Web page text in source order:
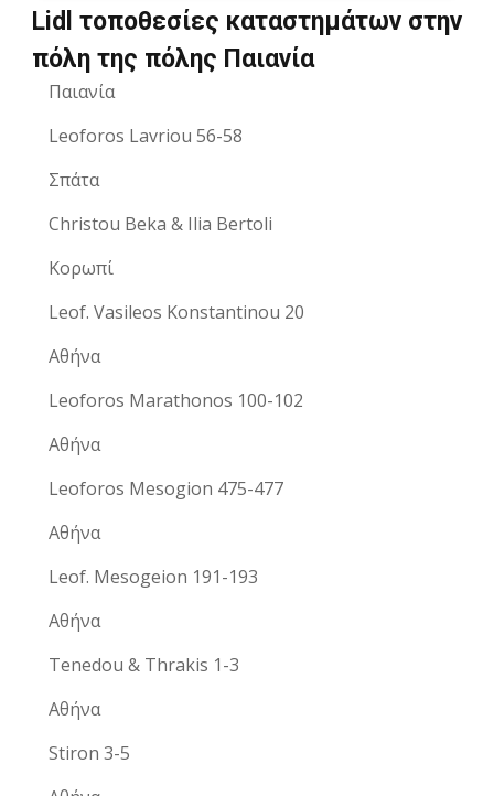
Lidl τοποθεσίες καταστημάτων στην
πόλη της πόλης Παιανία
Παιανία
Leoforos Lavriou 56-58
Σπάτα
Christou Beka & Ilia Bertoli
Κορωπί
Leof. Vasileos Konstantinou 20
Αθήνα
Leoforos Marathonos 100-102
Αθήνα
Leoforos Mesogion 475-477
Αθήνα
Leof. Mesogeion 191-193
Αθήνα
Tenedou & Thrakis 1-3
Αθήνα
Stiron 3-5